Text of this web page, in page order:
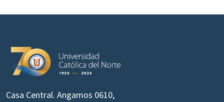
Casa Central. Angamos 0610,